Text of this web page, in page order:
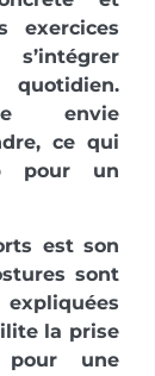
exercices
envie
ce qui
pour un
est son
sont
la prise
une